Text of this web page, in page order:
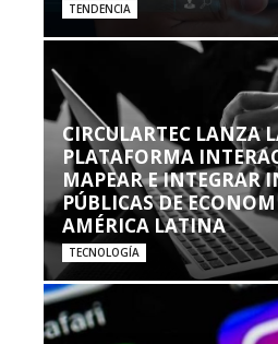
TENDENCIA
CIRCULARTEC LANZA
PLATAFORMA
MAPEAR E INTEGRAR
PÚBLICAS DE
AMÉRICA LATINA
TECNOLOGÍA